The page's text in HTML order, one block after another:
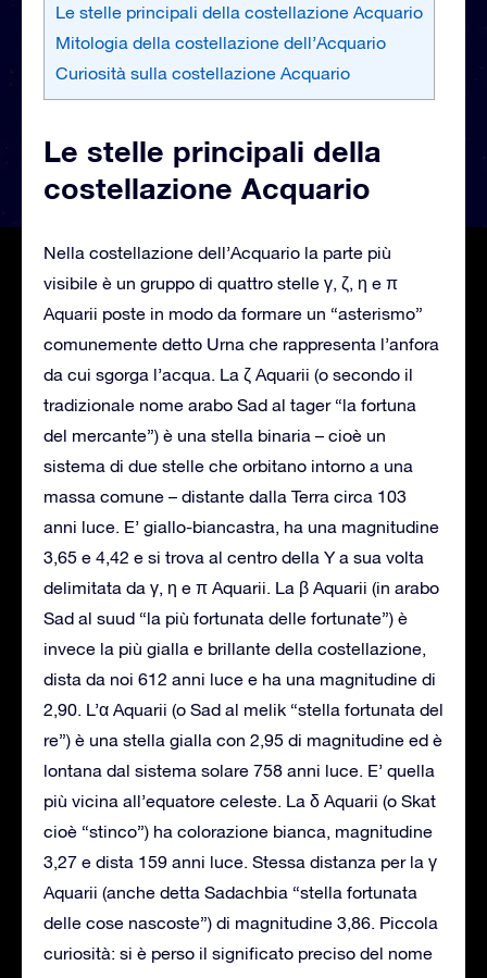
Le stelle principali della costellazione Acquario
Mitologia della costellazione dell’Acquario
Curiosità sulla costellazione Acquario
Le stelle principali della
costellazione Acquario
Nella costellazione dell’Acquario la parte più
visibile è un gruppo di quattro stelle γ, ζ, η e π
Aquarii poste in modo da formare un “asterismo”
comunemente detto Urna che rappresenta l’anfora
da cui sgorga l’acqua. La ζ Aquarii (o secondo il
tradizionale nome arabo Sad al tager “la fortuna
del mercante”) è una stella binaria – cioè un
sistema di due stelle che orbitano intorno a una
massa comune – distante dalla Terra circa 103
anni luce. E’ giallo-biancastra, ha una magnitudine
3,65 e 4,42 e si trova al centro della Y a sua volta
delimitata da γ, η e π Aquarii. La β Aquarii (in arabo
Sad al suud “la più fortunata delle fortunate”) è
invece la più gialla e brillante della costellazione,
dista da noi 612 anni luce e ha una magnitudine di
2,90. L’α Aquarii (o Sad al melik “stella fortunata del
re”) è una stella gialla con 2,95 di magnitudine ed è
lontana dal sistema solare 758 anni luce. E’ quella
più vicina all’equatore celeste. La δ Aquarii (o Skat
cioè “stinco”) ha colorazione bianca, magnitudine
3,27 e dista 159 anni luce. Stessa distanza per la γ
Aquarii (anche detta Sadachbia “stella fortunata
delle cose nascoste”) di magnitudine 3,86. Piccola
curiosità: si è perso il significato preciso del nome